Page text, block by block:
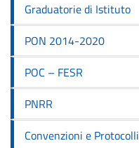
Graduatorie di Istituto
PON 2014-2020
POC – FESR
PNRR
Convenzioni e Protocolli